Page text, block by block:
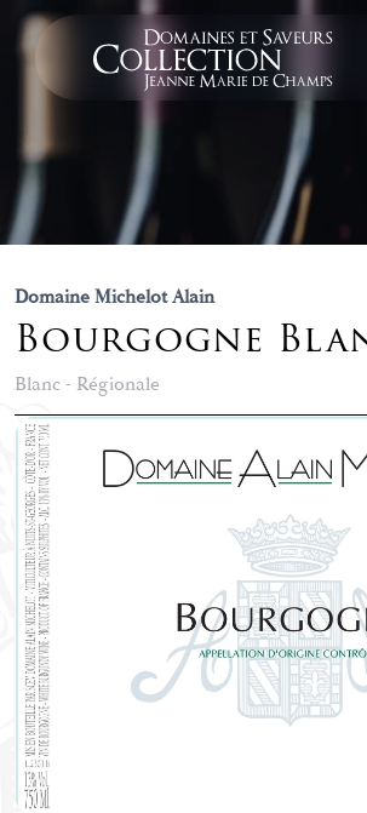
Domaine Michelot Alain
Bourgogne
Blanc - Régionale